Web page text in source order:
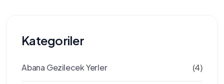
Kategoriler
Abana Gezilecek Yerler (4)